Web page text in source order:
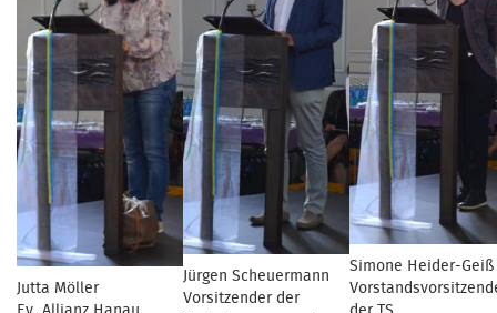
Jutta Möller
Jürgen Scheuermann
Vorsitzender der
Simone Heider-Geiß